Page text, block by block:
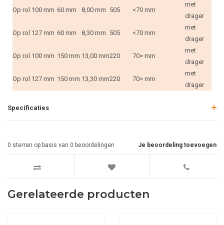
Op rol 100 mm 60 mm 8,00 mm 505 <70 mm
met
drager
Op rol 127 mm 60 mm 8,30 mm 505 <70 mm
met
drager
Op rol 100 mm 150 mm 13,00 mm220 70> mm
met
drager
Op rol 127 mm 150 mm 13,30 mm220 70> mm
met
drager
Specificaties
Je beoordeling toevoegen
0 sterren op basis van 0 beoordelingen
Gerelateerde producten